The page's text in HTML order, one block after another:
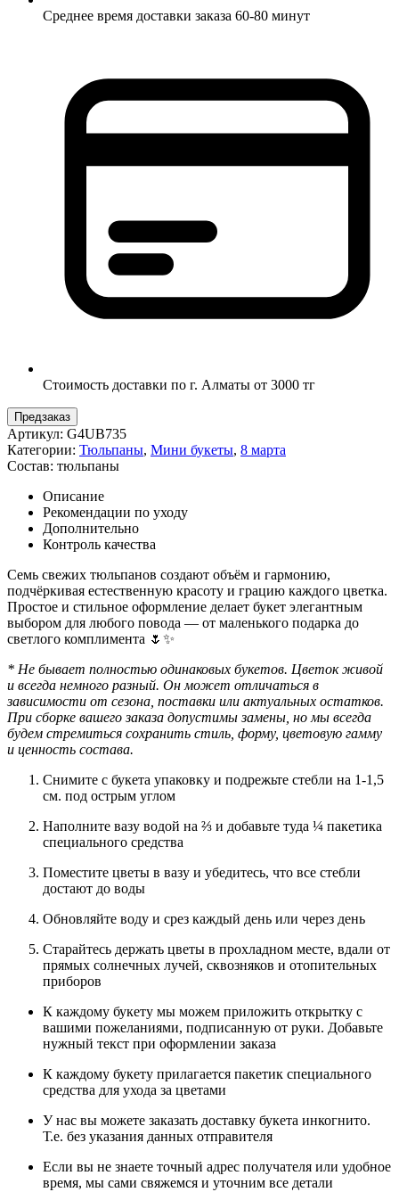
Среднее время доставки заказа 60-80 минут
Стоимость доставки по г. Алматы от 3000 тг
Предзаказ
Артикул: G4UB735
Категории: Тюльпаны, Мини букеты, 8 марта
Состав: тюльпаны
Описание
Рекомендации по уходу
Дополнительно
Контроль качества
Семь свежих тюльпанов создают объём и гармонию,
подчёркивая естественную красоту и грацию каждого цветка.
Простое и стильное оформление делает букет элегантным
выбором для любого повода — от маленького подарка до
светлого комплимента 🌷✨
* Не бывает полностью одинаковых букетов. Цветок живой
и всегда немного разный. Он может отличаться в
зависимости от сезона, поставки или актуальных остатков.
При сборке вашего заказа допустимы замены, но мы всегда
будем стремиться сохранить стиль, форму, цветовую гамму
и ценность состава.
Снимите с букета упаковку и подрежьте стебли на 1-1,5
см. под острым углом
Наполните вазу водой на ⅔ и добавьте туда ¼ пакетика
специального средства
Поместите цветы в вазу и убедитесь, что все стебли
достают до воды
Обновляйте воду и срез каждый день или через день
Старайтесь держать цветы в прохладном месте, вдали от
прямых солнечных лучей, сквозняков и отопительных
приборов
К каждому букету мы можем приложить открытку с
вашими пожеланиями, подписанную от руки. Добавьте
нужный текст при оформлении заказа
К каждому букету прилагается пакетик специального
средства для ухода за цветами
У нас вы можете заказать доставку букета инкогнито.
Т.е. без указания данных отправителя
Если вы не знаете точный адрес получателя или удобное
время, мы сами свяжемся и уточним все детали